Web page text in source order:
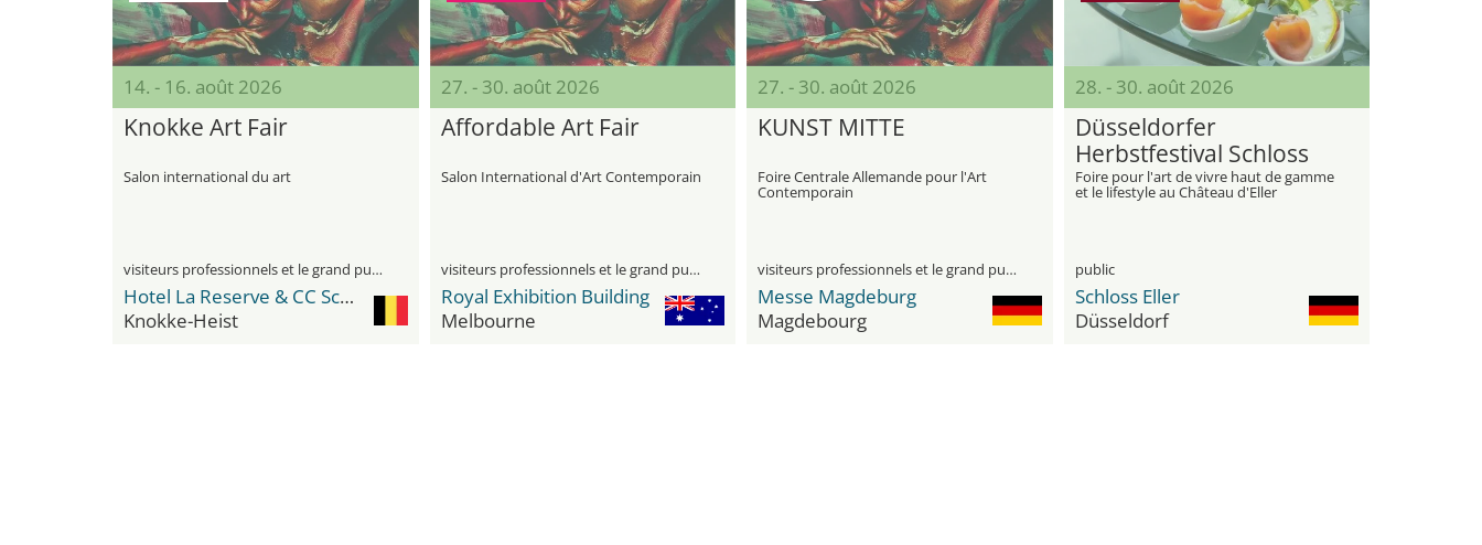
14. - 16. août 2026
Knokke Art Fair
Salon international du art
visiteurs professionnels et le grand public
Hotel La Reserve & CC Scharpoord
Knokke-Heist
27. - 30. août 2026
Affordable Art Fair
Salon International d'Art Contemporain
visiteurs professionnels et le grand public
Royal Exhibition Building
Melbourne
27. - 30. août 2026
KUNST MITTE
Foire Centrale Allemande pour l'Art
Contemporain
visiteurs professionnels et le grand public
Messe Magdeburg
Magdebourg
28. - 30. août 2026
Düsseldorfer
Herbstfestival Schloss
Eller
Foire pour l'art de vivre haut de gamme
et le lifestyle au Château d'Eller
public
Schloss Eller
Düsseldorf